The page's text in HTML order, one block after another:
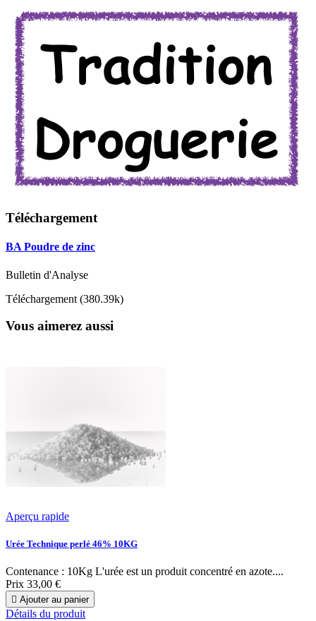
Téléchargement
BA Poudre de zinc
Bulletin d'Analyse
Téléchargement (380.39k)
Vous aimerez aussi
Aperçu rapide
Urée Technique perlé 46% 10KG
Contenance : 10Kg L'urée est un produit concentré en azote....
Prix 33,00 €
 Ajouter au panier
Détails du produit